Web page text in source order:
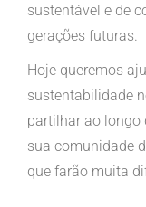
sustentável e de
gerações futuras.
Hoje queremos
sustentabilidade
partilhar ao longo
sua comunidade
que farão muita